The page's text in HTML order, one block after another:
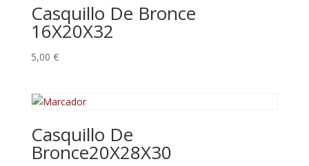
Casquillo De Bronce
16X20X32
5,00 €
Casquillo De
Bronce20X28X30